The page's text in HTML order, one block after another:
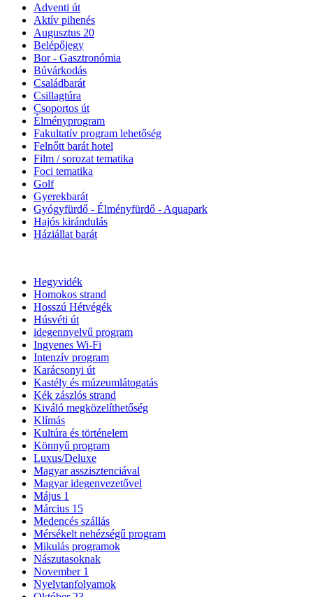
Adventi út
Aktív pihenés
Augusztus 20
Belépőjegy
Bor - Gasztronómia
Búvárkodás
Családbarát
Csillagtúra
Csoportos út
Élményprogram
Fakultatív program lehetőség
Felnőtt barát hotel
Film / sorozat tematika
Foci tematika
Golf
Gyerekbarát
Gyógyfürdő - Élményfürdő - Aquapark
Hajós kirándulás
Háziállat barát
Hegyvidék
Homokos strand
Hosszú Hétvégék
Húsvéti út
idegennyelvű program
Ingyenes Wi-Fi
Intenzív program
Karácsonyi út
Kastély és múzeumlátogatás
Kék zászlós strand
Kiváló megközelíthetőség
Klímás
Kultúra és történelem
Könnyű program
Luxus/Deluxe
Magyar asszisztenciával
Magyar idegenvezetővel
Május 1
Március 15
Medencés szállás
Mérsékelt nehézségű program
Mikulás programok
Nászutasoknak
November 1
Nyelvtanfolyamok